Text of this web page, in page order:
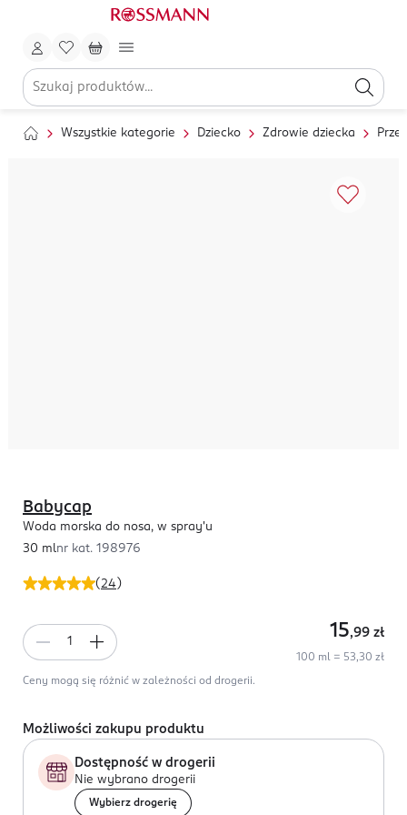
Wszystkie kategorie Dziecko Zdrowie dziecka
(24 )
Babycap
Woda morska do nosa, w spray'u
30 mlnr kat. 198976
15,99 zł
100 ml = 53,30 zł
Ceny mogą się różnić w zależności od drogerii.
Możliwości zakupu produktu
Dostępność w drogerii
Nie wybrano drogerii
Wybierz drogerię